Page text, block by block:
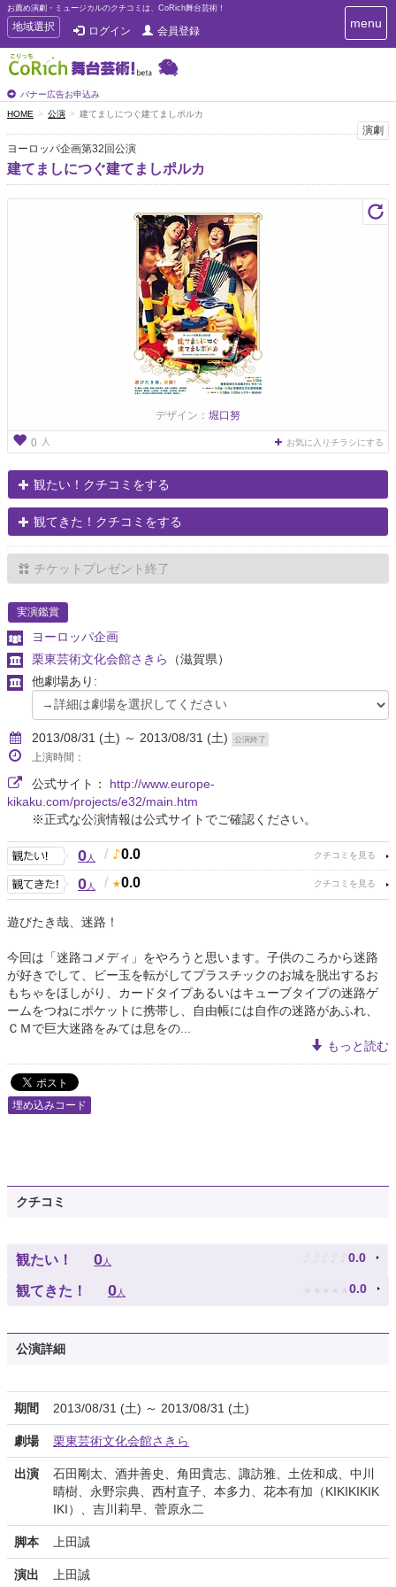
お薦め演劇・ミュージカルのクチコミは、CoRich舞台芸術！
T
o
g
g
e
n
a
v
i
g
地域選択 ログイン 会員登録
バナー広告お申込み
T
o
i
g
menu
HOME 公演 建てましにつぐ建てましポルカ
演劇
ヨーロッパ企画第32回公演
建てましにつぐ建てましポルカ
デザイン： 堀口努
0 人 お気に入りチラシにする
観たい！クチコミをする
観てきた！クチコミをする
チケットプレゼント終了
実演鑑賞
ヨーロッパ企画
栗東芸術文化会館さきら
（滋賀県）
他劇場あり:
2013/08/31 (土) ～ 2013/08/31 (土) 公演終了
上演時間：
公式サイト： http://www.europe-
kikaku.com/projects/e32/main.htm
※正式な公演情報は公式サイトでご確認ください。
0人 / 0.0
0人 / 0.0
遊びたき哉、迷路！
今回は「迷路コメディ」をやろうと思います。子供のころから迷路
が好きでして、ビー玉を転がしてプラスチックのお城を脱出するお
もちゃをほしがり、カードタイプあるいはキューブタイプの迷路ゲ
ームをつねにポケットに携帯し、自由帳には自作の迷路があふれ、
ＣＭで巨大迷路をみては息をの...
もっと読む
埋め込みコード
クチコミ
観たい！ 0人 ♪ ♪ ♪ ♪ ♪ 0.0
観てきた！ 0人 ★ ★ ★ ★ ★ 0.0
公演詳細
期間 2013/08/31 (土) ～ 2013/08/31 (土)
劇場 栗東芸術文化会館さきら
出演
石田剛太、酒井善史、角田貴志、諏訪雅、土佐和成、中川
晴樹、永野宗典、西村直子、本多力、花本有加（KIKIKIKIK
IKI）、吉川莉早、菅原永二
脚本 上田誠
演出 上田誠